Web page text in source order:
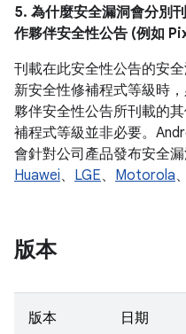
5. 為什麼安全漏洞會分別
作夥伴安全性公告 (例如
刊載在此安全性公告的安
新安全性修補程式等級時
夥伴安全性公告所刊載的
補程式等級並非必要。
會針對公司產品發布安全
Huawei、 LGE、 Motorola、
版本
版本 日期